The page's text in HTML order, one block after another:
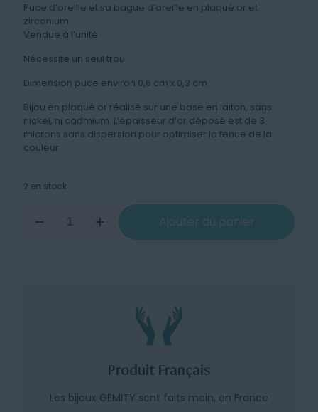
Puce d’oreille et sa bague d’oreille en plaqué or et
zirconium
Vendue à l’unité
Nécessite un seul trou
Dimension puce environ 0,6 cm x 0,3 cm
Bijou en plaqué or réalisé sur une base en laiton, sans
nickel, ni cadmium. L’épaisseur d’or déposé est de 3
microns sans dispersion pour optimiser la tenue de la
couleur.
2 en stock
Ajouter au panier
Produit Français
Les bijoux GEMITY sont faits main, en France